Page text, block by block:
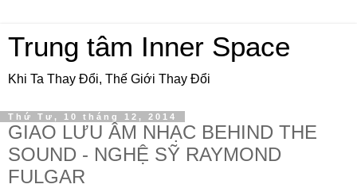
Trung tâm Inner Space
Khi Ta Thay Đổi, Thế Giới Thay Đổi
Thứ Tư, 10 tháng 12, 2014
GIAO LƯU ÂM NHẠC BEHIND THE
SOUND - NGHỆ SỸ RAYMOND
FULGAR